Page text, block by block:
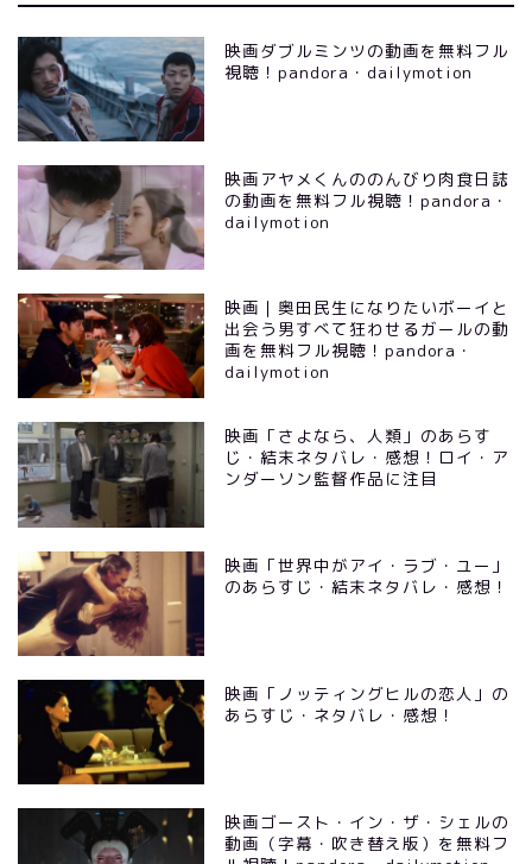
映画ダブルミンツの動画を無料フル
視聴！pandora・dailymotion
映画アヤメくんののんびり肉食日誌
の動画を無料フル視聴！pandora・
dailymotion
映画｜奥田民生になりたいボーイと
出会う男すべて狂わせるガールの動
画を無料フル視聴！pandora・
dailymotion
映画「さよなら、人類」のあらす
じ・結末ネタバレ・感想！ロイ・ア
ンダーソン監督作品に注目
映画「世界中がアイ・ラブ・ユー」
のあらすじ・結末ネタバレ・感想！
映画「ノッティングヒルの恋人」の
あらすじ・ネタバレ・感想！
映画ゴースト・イン・ザ・シェルの
動画（字幕・吹き替え版）を無料フ